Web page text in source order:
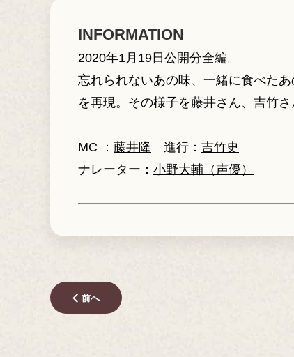
INFORMATION
2020年1月19日公開分全編。
忘れられないあの味、一緒に食べた
を再現。その様子を藤井さん、吉竹さ
MC ： 藤井隆 進行： 吉竹史
ナレーター： 小野大輔（声優）
前へ